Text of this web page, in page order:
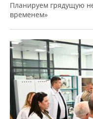
Планируем грядущую
временем»